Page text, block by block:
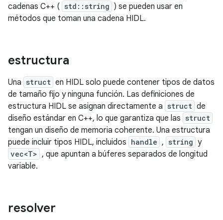
cadenas C++ ( std::string ) se pueden usar en
métodos que toman una cadena HIDL.
estructura
Una struct en HIDL solo puede contener tipos de datos
de tamaño fijo y ninguna función. Las definiciones de
estructura HIDL se asignan directamente a struct de
diseño estándar en C++, lo que garantiza que las struct
tengan un diseño de memoria coherente. Una estructura
puede incluir tipos HIDL, incluidos handle , string y
vec<T> , que apuntan a búferes separados de longitud
variable.
resolver